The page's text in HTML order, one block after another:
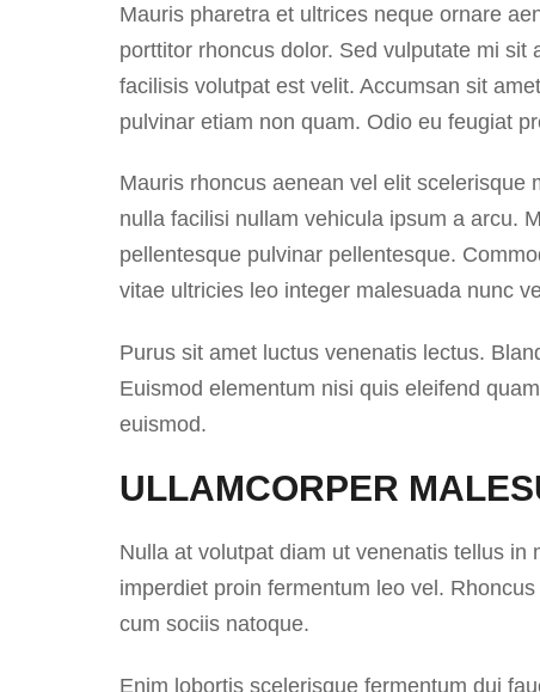
Mauris pharetra et ultrices neque ornare
porttitor rhoncus dolor. Sed vulputate mi
facilisis volutpat est velit. Accumsan sit
pulvinar etiam non quam. Odio eu feugiat
Mauris rhoncus aenean vel elit
nulla facilisi nullam vehicula ipsum a arcu.
pellentesque pulvinar pellentesque.
vitae ultricies leo integer malesuada nunc
Purus sit amet luctus venenatis lectus.
Euismod elementum nisi quis eleifend
euismod.
ULLAMCORPER
Nulla at volutpat diam ut venenatis tellus
imperdiet proin fermentum leo vel.
cum sociis natoque.
Enim lobortis scelerisque fermentum dui